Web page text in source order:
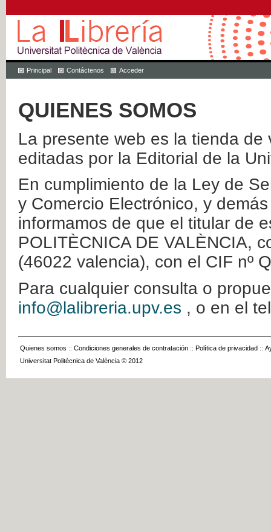
Principal Contáctenos Acceder
QUIENES SOMOS
La presente web es la tienda
editadas por la Editorial de la
En cumplimiento de la Ley de
y Comercio Electrónico, y
informamos de que el titular de
POLITÈCNICA DE VALÈNCIA,
(46022 valencia), con el CIF nº
Para cualquier consulta o
info@lalibreria.upv.es , o en el
Quienes somos :: Condiciones generales de contratación :: Política de privacidad ::
Universitat Politècnica de València © 2012